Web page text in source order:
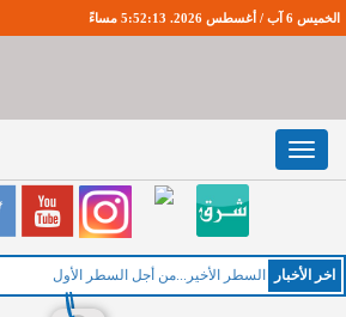
الخميس 6 آب / أغسطس 2026. 5:52:14 مساءً
Toggle
navigation
اخر اﻷخبار